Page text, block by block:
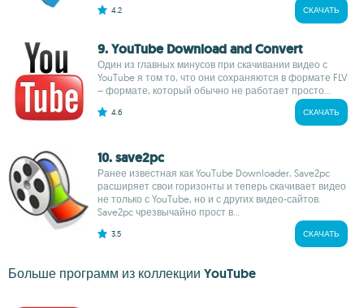
4.2 СКАЧАТЬ
9. YouTube Download and Convert
Один из главных минусов при скачивании видео с
YouTube я том то, что они сохраняются в формате FLV
– формате, который обычно не работает просто...
4.6 СКАЧАТЬ
10. save2pc
Ранее известная как YouTube Downloader, Save2pc
расширяет свои горизонты и теперь скачивает видео
не только с YouTube, но и с других видео-сайтов.
Save2pc чрезвычайно прост в...
3.5 СКАЧАТЬ
Больше программ из коллекции YouTube